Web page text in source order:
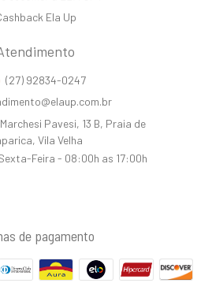
Ela Up
(27) 92834-0247
Pavesi, 13 B, Praia de
Vila Velha
Feira - 08:00h as 17:00h
de pagamento